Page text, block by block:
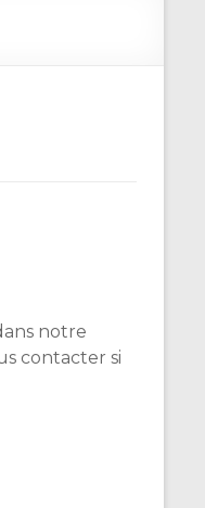
notre
contacter si